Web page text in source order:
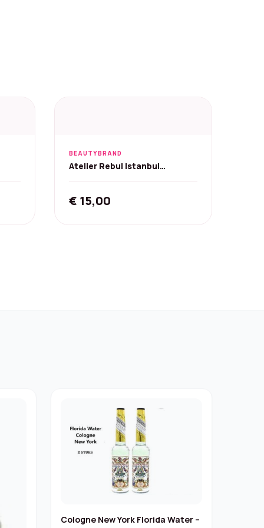
BEAUTYBRAND
Atelier Rebul Istanbul
€ 15,00
Cologne New York Florida Water –